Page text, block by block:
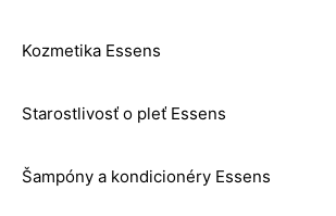
Kozmetika Essens
Starostlivosť o pleť Essens
Šampóny a kondicionéry Essens